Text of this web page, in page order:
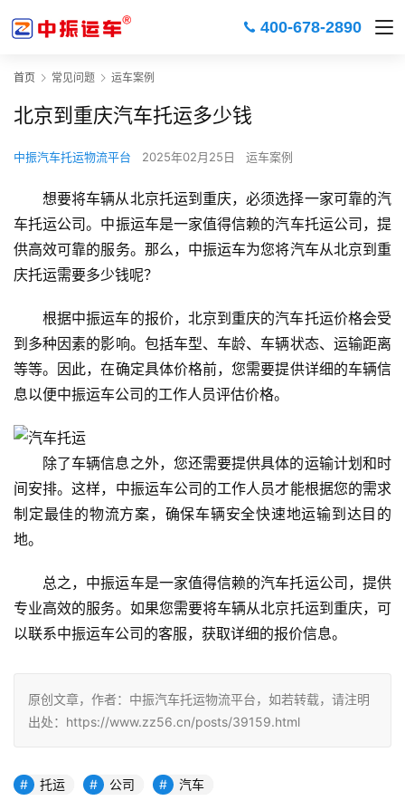
400-678-2890
首页 常见问题 运车案例
北京到重庆汽车托运多少钱
中振汽车托运物流平台 2025年02月25日 运车案例
想要将车辆从北京托运到重庆，必须选择一家可靠的汽
车托运公司。中振运车是一家值得信赖的汽车托运公司，提
供高效可靠的服务。那么，中振运车为您将汽车从北京到重
庆托运需要多少钱呢？
根据中振运车的报价，北京到重庆的汽车托运价格会受
到多种因素的影响。包括车型、车龄、车辆状态、运输距离
等等。因此，在确定具体价格前，您需要提供详细的车辆信
息以便中振运车公司的工作人员评估价格。
除了车辆信息之外，您还需要提供具体的运输计划和时
间安排。这样，中振运车公司的工作人员才能根据您的需求
制定最佳的物流方案，确保车辆安全快速地运输到达目的
地。
总之，中振运车是一家值得信赖的汽车托运公司，提供
专业高效的服务。如果您需要将车辆从北京托运到重庆，可
以联系中振运车公司的客服，获取详细的报价信息。
原创文章，作者：中振汽车托运物流平台，如若转载，请注明
出处：https://www.zz56.cn/posts/39159.html
托运 公司 汽车